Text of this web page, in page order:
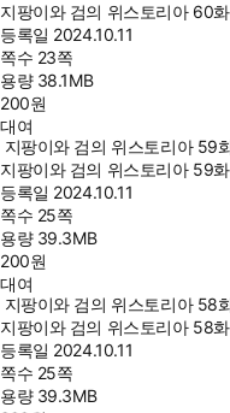
지팡이와 검의 위스토리아 60화
등록일 2024.10.11
쪽수 23쪽
용량 38.1MB
200원
대여
지팡이와 검의 위스토리아 59
지팡이와 검의 위스토리아 59화
등록일 2024.10.11
쪽수 25쪽
용량 39.3MB
200원
대여
지팡이와 검의 위스토리아 58
지팡이와 검의 위스토리아 58화
등록일 2024.10.11
쪽수 25쪽
용량 39.3MB